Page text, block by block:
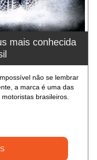
mais conhecida
não se lembrar
a marca é uma das
brasileiros.